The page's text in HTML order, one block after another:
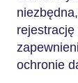
ochronie